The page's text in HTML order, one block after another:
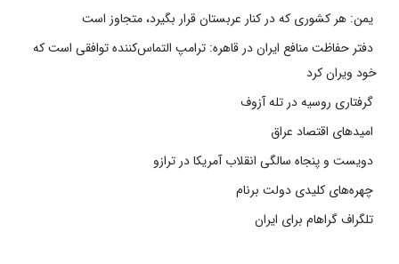
یمن: هر کشوری که در کنار عربستان قرار بگیرد، متجاوز است
دفتر حفاظت منافع ایران در قاهره: ترامپ التماس‌کننده توافقی است که
خود ویران کرد
گرفتاری روسیه در تله آزوف
امیدهای اقتصاد عراق
دویست و پنجاه سالگی انقلاب آمریکا در ترازو
چهره‌های کلیدی دولت برنام
تلگراف گراهام برای ایران